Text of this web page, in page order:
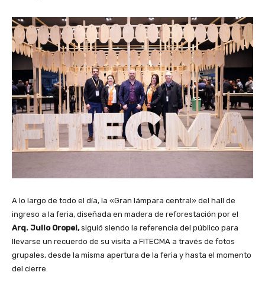
A lo largo de todo el día, la «Gran lámpara central» del hall de
ingreso a la feria, diseñada en madera de reforestación por el
Arq. Julio Oropel,siguió siendo la referencia del público para
llevarse un recuerdo de su visita a FITECMA a través de fotos
grupales, desde la misma apertura de la feria y hasta el momento
del cierre.